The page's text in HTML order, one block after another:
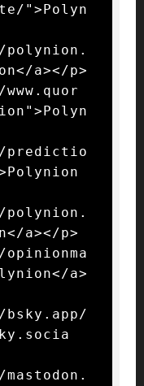
">Polyn
a></p>
predictio
a></p>
a>